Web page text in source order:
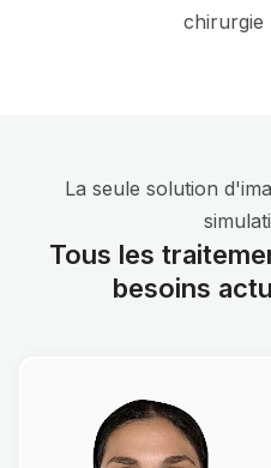
chirurgie
La seule solution
Tous les
besoins